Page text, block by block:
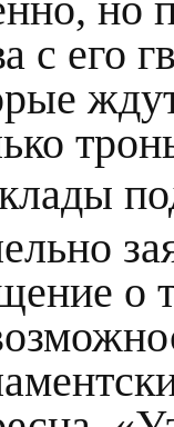
но
с его
о